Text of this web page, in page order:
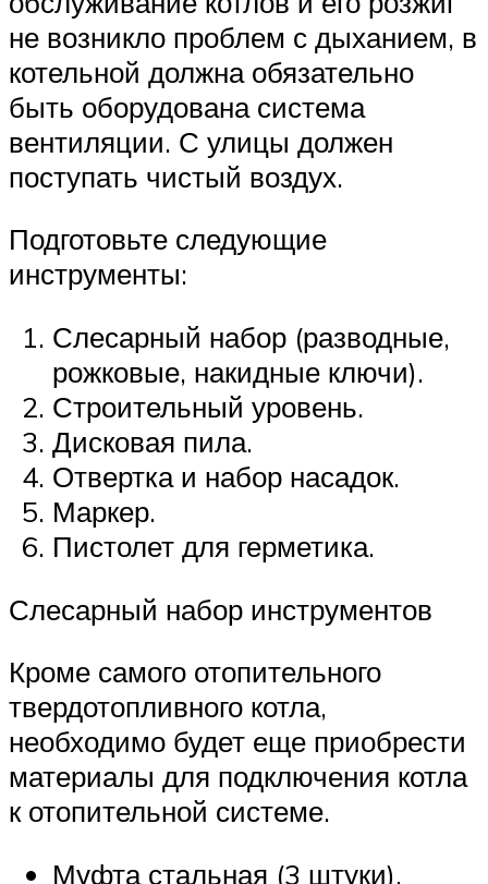
не возникло проблем с дыханием, в
котельной должна обязательно
быть оборудована система
вентиляции. С улицы должен
поступать чистый воздух.
Подготовьте следующие
инструменты:
Слесарный набор (разводные,
рожковые, накидные ключи).
Строительный уровень.
Дисковая пила.
Отвертка и набор насадок.
Маркер.
Пистолет для герметика.
Слесарный набор инструментов
Кроме самого отопительного
твердотопливного котла,
необходимо будет еще приобрести
материалы для подключения котла
к отопительной системе.
Муфта стальная (3 штуки).